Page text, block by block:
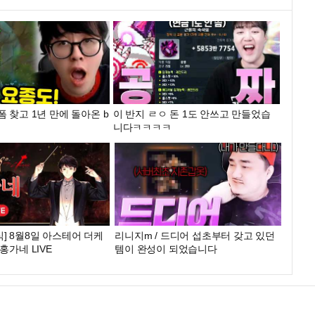
찾고 1년 만에 돌아온 b 이 반지 ㄹㅇ 돈 1도 안쓰고 만들었습
니다ㅋㅋㅋㅋ
] 8월8일 아스테어 더케
가네 LIVE
리니지m / 드디어 섭초부터 갖고 있던
템이 완성이 되었습니다